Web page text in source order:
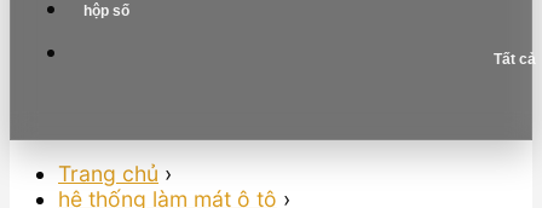
hộp số
Tất cả
Trang chủ ›
hệ thống làm mát ô tô ›